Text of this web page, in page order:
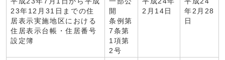
23年12月31日までの住
居表示実施地区における
住居表示台帳・住居番号
設定簿
開
条例第
7条第
1項第
2号
2月14日
年2月28
日